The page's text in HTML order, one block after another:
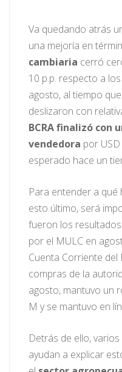
Va quedando atrás
una mejoría en
cambiaria cerró
10 p.p. respecto a
agosto, al tiempo
deslizaron con
BCRA finalizó con
vendedora por
esperado hace un
Para entender a
esto último, será
fueron los
por el MULC en
Cuenta Corriente del
compras de la
agosto, mantuvo un
M y se mantuvo en
Detrás de ello,
ayudan a explicar